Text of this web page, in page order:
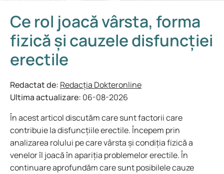
Ce rol joacă vârsta, forma
fizică și cauzele disfuncției
erectile
Redactat de: Redacția Dokteronline
Ultima actualizare: 06-08-2026
În acest articol discutăm care sunt factorii care
contribuie la disfuncțiile erectile. Începem prin
analizarea rolului pe care vârsta și condiția fizică a
venelor îl joacă în apariția problemelor erectile. În
continuare aprofundăm care sunt posibilele cauze